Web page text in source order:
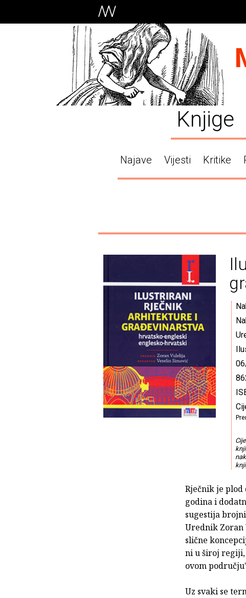
Knjige
Najave Vijesti Kritike
Rječnik je
godina i
sugestija
Urednik Zoran
slične
ni u široj regiji,
ovom
Uz svaki se